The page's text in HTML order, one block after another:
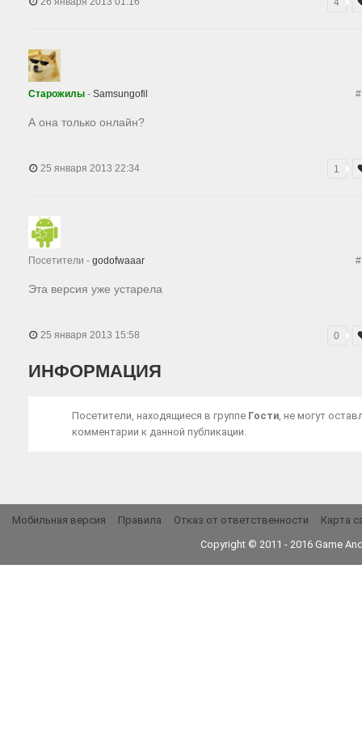
4
Старожилы - Samsungofil
А она только онлайн?
25 января 2013 22:34 1
Посетители - godofwaaar
Эта версия уже устарела
25 января 2013 15:58 0
ИНФОРМАЦИЯ
Посетители, находящиеся в группе Гости, не могут
комментарии к данной публикации.
Мобильная версия Правила Отказ от ответственности
Карта
Copyright © 2011 - 2016 Game